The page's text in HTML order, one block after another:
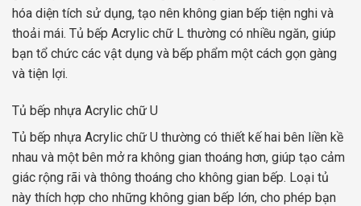
hóa diện tích sử dụng, tạo nên không gian bếp tiện nghi và
thoải mái. Tủ bếp Acrylic chữ L thường có nhiều ngăn, giúp
bạn tổ chức các vật dụng và bếp phẩm một cách gọn gàng
và tiện lợi.
Tủ bếp nhựa Acrylic chữ U
Tủ bếp nhựa Acrylic chữ U thường có thiết kế hai bên liền kề
nhau và một bên mở ra không gian thoáng hơn, giúp tạo cảm
giác rộng rãi và thông thoáng cho không gian bếp. Loại tủ
này thích hợp cho những không gian bếp lớn, cho phép bạn